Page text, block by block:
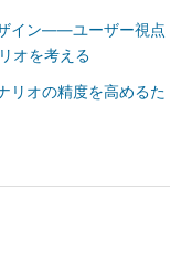
イン――ユーザー視点
オを考える
リオの精度を高めるた